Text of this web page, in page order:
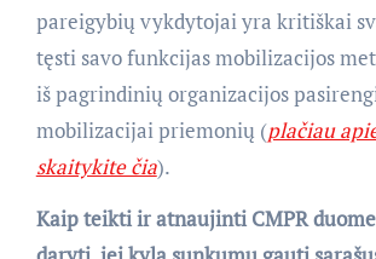
pareigybių vykdytojai yra kritiškai
tęsti savo funkcijas mobilizacijos
iš pagrindinių organizacijos
mobilizacijai priemonių (plačiau
skaitykite čia).
Kaip teikti ir atnaujinti CMPR